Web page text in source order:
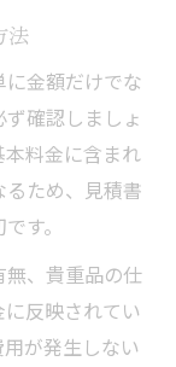
法
金額だけでな
確認しましょ
料金に含まれ
ため、見積書
す。
、貴重品の仕
反映されてい
が発生しない